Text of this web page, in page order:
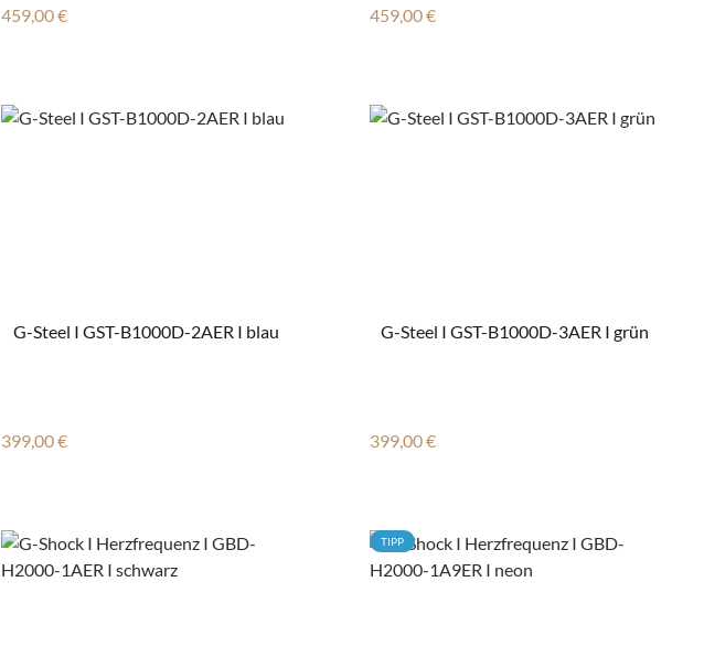
Regulärer Preis:
459,00 € Regulärer Preis:
459,00 €
G-Steel I GST-B1000D-2AER I blau
Regulärer Preis:
399,00 €
G-Steel I GST-B1000D-3AER I grün
Regulärer Preis:
399,00 €
TIPP